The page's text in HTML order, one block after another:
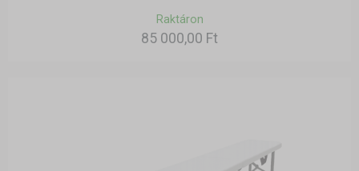
Raktáron
85 000,00 Ft